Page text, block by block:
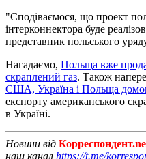
"Сподіваємося, що проект
інтерконнектора буде
представник польського
Нагадаємо, Польща вже
скраплений газ. Також
США, Україна і Польща
експорту американського
в Україні.
Новини від
наш канал https://t.me/